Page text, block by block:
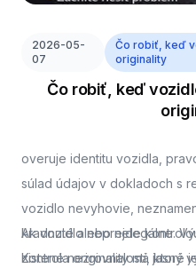
2026-05-
07
Čo robiť, keď
originality
Čo robiť, keď
overuje identitu vozidla,
súlad údajov v dokladoch s
vozidlo nevyhovie,
kradnuté alebo nelegálne.
zistené nezrovnalosti, ktoré
Ak vozidlo neprejde
Kontrola originality má jasný